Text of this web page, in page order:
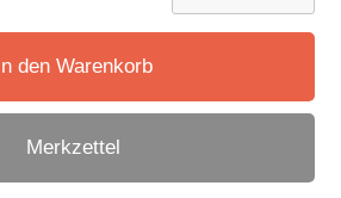
den Warenkorb
Merkzettel